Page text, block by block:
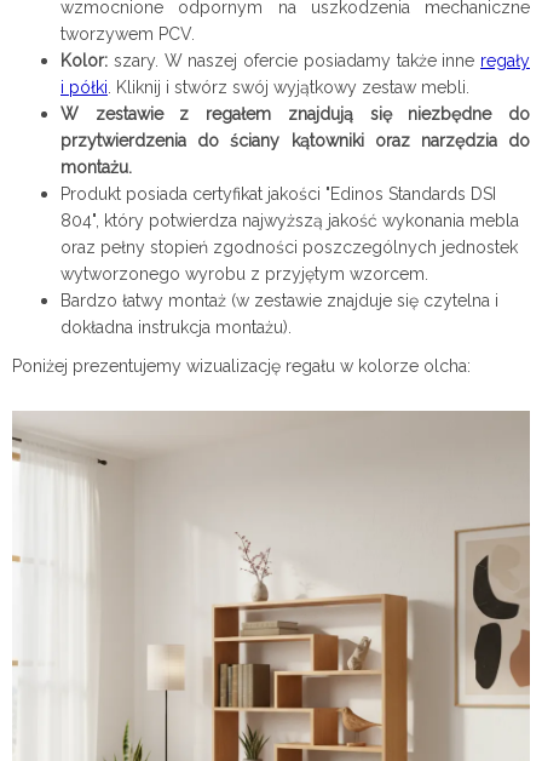
wzmocnione odpornym na uszkodzenia mechaniczne
tworzywem PCV.
Kolor: szary. W naszej ofercie posiadamy także inne regały
i półki . Kliknij i stwórz swój wyjątkowy zestaw mebli.
W zestawie z regałem znajdują się niezbędne do
przytwierdzenia do ściany kątowniki oraz narzędzia do
montażu.
Produkt posiada certyfikat jakości "Edinos Standards DSI
804", który potwierdza najwyższą jakość wykonania mebla
oraz pełny stopień zgodności poszczególnych jednostek
wytworzonego wyrobu z przyjętym wzorcem.
Bardzo łatwy montaż (w zestawie znajduje się czytelna i
dokładna instrukcja montażu).
Poniżej prezentujemy wizualizację regału w kolorze olcha: